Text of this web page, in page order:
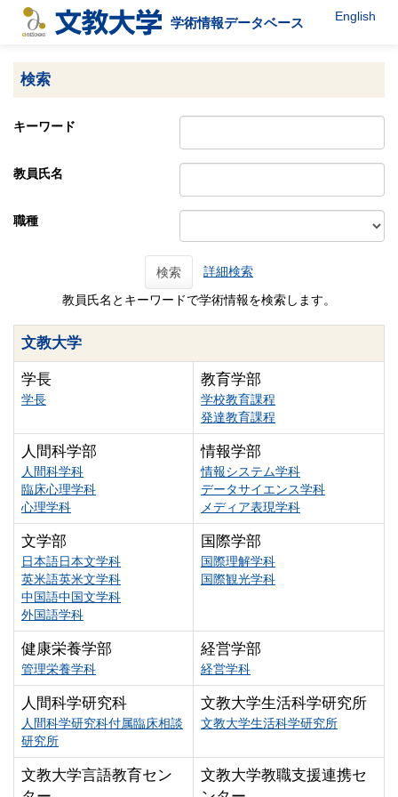
学術情報データベース English
検索
キーワード
教員氏名
職種
検索 詳細検索
教員氏名とキーワードで学術情報を検索します。
文教大学
学長
学長
教育学部
学校教育課程
発達教育課程
人間科学部
人間科学科
臨床心理学科
心理学科
情報学部
情報システム学科
データサイエンス学科
メディア表現学科
文学部
日本語日本文学科
英米語英米文学科
中国語中国文学科
外国語学科
国際学部
国際理解学科
国際観光学科
健康栄養学部
管理栄養学科
経営学部
経営学科
人間科学研究科
人間科学研究科付属臨床相談
研究所
文教大学生活科学研究所
文教大学生活科学研究所
文教大学言語教育セン
文教大学教職支援連携セ